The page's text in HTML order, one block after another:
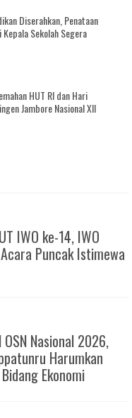
Diserahkan, Penataan
Sekolah Segera
HUT RI dan Hari
Jambore Nasional XII
IWO ke-14, IWO
Puncak Istimewa
Nasional 2026,
Harumkan
Ekonomi